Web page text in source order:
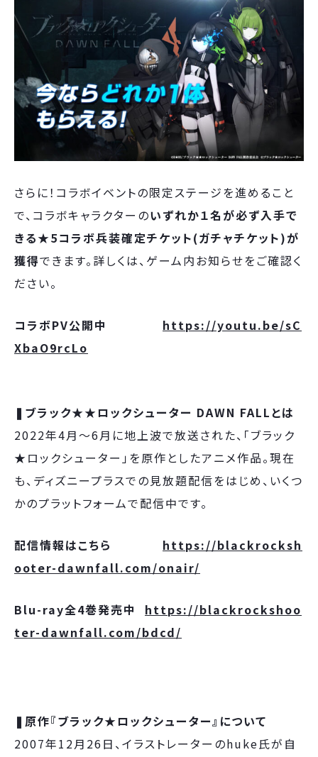
さらに！コラボイベントの限定ステージを進めること
で、コラボキャラクターのいずれか１名が必ず入手で
きる★5コラボ兵装確定チケット(ガチャチケット)が
獲得できます。詳しくは、ゲーム内お知らせをご確認く
ださい。
コラボPV公開中 https://youtu.be/sC
XbaO9rcLo
❚ブラック★★ロックシューター DAWN FALLとは
2022年4月～6月に地上波で放送された、「ブラック
★ロックシューター」を原作としたアニメ作品。現在
も、ディズニープラスでの見放題配信をはじめ、いくつ
かのプラットフォームで配信中です。
配信情報はこちら https://blackrocksh
ooter-dawnfall.com/onair/
Blu-ray全4巻発売中 https://blackrockshoo
ter-dawnfall.com/bdcd/
❚原作『ブラック★ロックシューター』について
2007年12月26日、イラストレーターのhuke氏が自